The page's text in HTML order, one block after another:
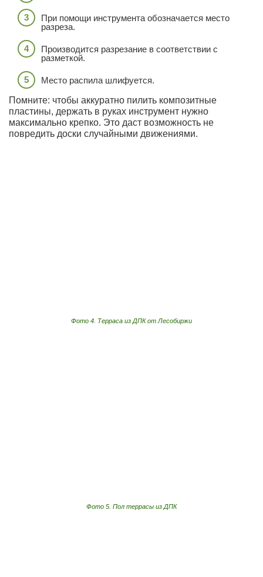
При помощи инструмента обозначается место
разреза.
Производится разрезание в соответствии с
разметкой.
Место распила шлифуется.
Помните: чтобы аккуратно пилить композитные
пластины, держать в руках инструмент нужно
максимально крепко. Это даст возможность не
повредить доски случайными движениями.
Фото 4. Терраса из ДПК от Лесобиржи
Фото 5. Пол террасы из ДПК